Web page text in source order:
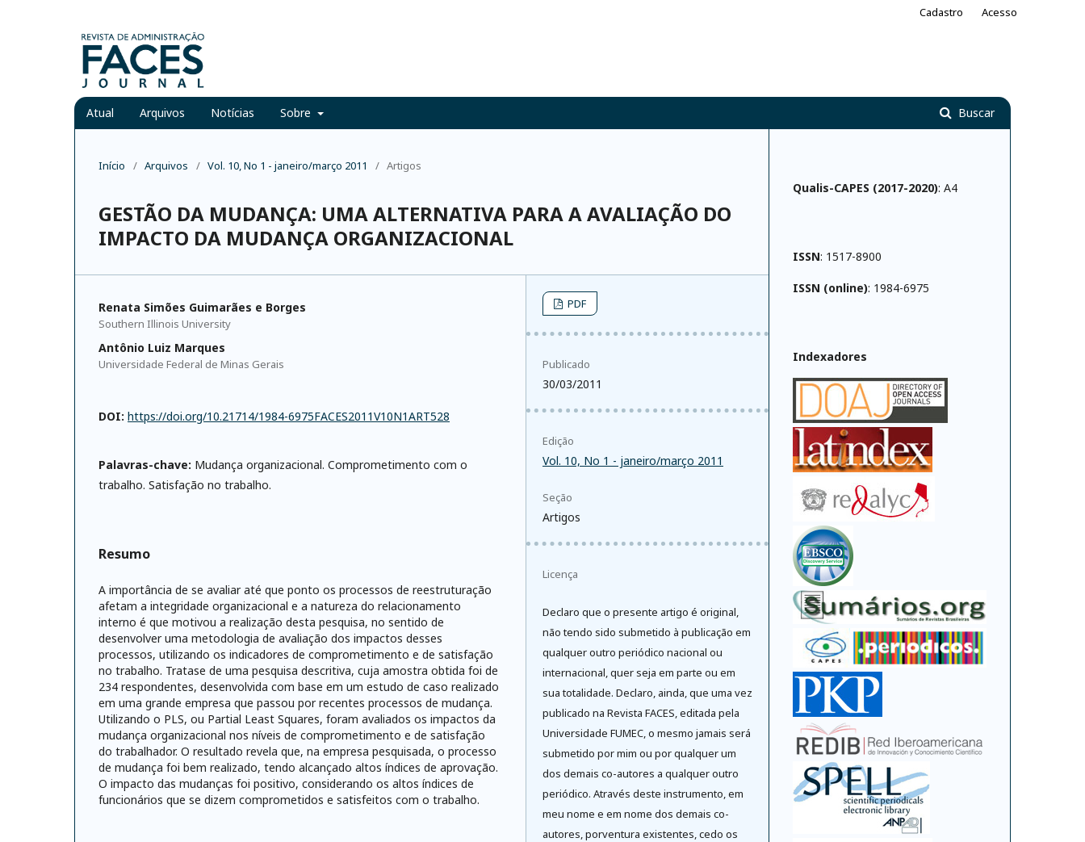
Atual Arquivos Notícias Sobre Buscar
Cadastro Acesso
Início / Arquivos / Vol. 10, No 1 - janeiro/março 2011 / Artigos
GESTÃO DA MUDANÇA: UMA ALTERNATIVA PARA A AVALIAÇÃO DO
IMPACTO DA MUDANÇA ORGANIZACIONAL
Renata Simões Guimarães e Borges
Southern Illinois University
Antônio Luiz Marques
Universidade Federal de Minas Gerais
DOI: https://doi.org/10.21714/1984-6975FACES2011V10N1ART528
Palavras-chave: Mudança organizacional. Comprometimento com o
trabalho. Satisfação no trabalho.
Resumo
A importância de se avaliar até que ponto os processos de reestruturação
afetam a integridade organizacional e a natureza do relacionamento
interno é que motivou a realização desta pesquisa, no sentido de
desenvolver uma metodologia de avaliação dos impactos desses
processos, utilizando os indicadores de comprometimento e de satisfação
no trabalho. Tratase de uma pesquisa descritiva, cuja amostra obtida foi de
234 respondentes, desenvolvida com base em um estudo de caso realizado
em uma grande empresa que passou por recentes processos de mudança.
Utilizando o PLS, ou Partial Least Squares, foram avaliados os impactos da
mudança organizacional nos níveis de comprometimento e de satisfação
do trabalhador. O resultado revela que, na empresa pesquisada, o processo
de mudança foi bem realizado, tendo alcançado altos índices de aprovação.
O impacto das mudanças foi positivo, considerando os altos índices de
funcionários que se dizem comprometidos e satisfeitos com o trabalho.
PDF
Publicado
30/03/2011
Edição
Vol. 10, No 1 - janeiro/março 2011
Seção
Artigos
Licença
Declaro que o presente artigo é original,
não tendo sido submetido à publicação em
qualquer outro periódico nacional ou
internacional, quer seja em parte ou em
sua totalidade. Declaro, ainda, que uma vez
publicado na Revista FACES, editada pela
Universidade FUMEC, o mesmo jamais será
submetido por mim ou por qualquer um
dos demais co-autores a qualquer outro
periódico. Através deste instrumento, em
meu nome e em nome dos demais co-
autores, porventura existentes, cedo os
Qualis-CAPES (2017-2020): A4
ISSN: 1517-8900
ISSN (online): 1984-6975
Indexadores